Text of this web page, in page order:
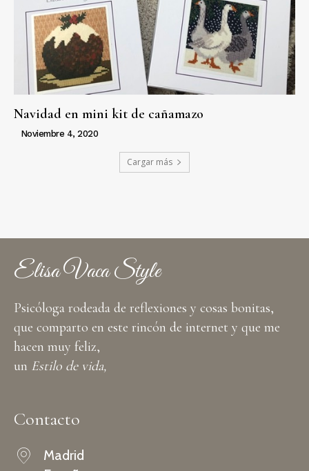
Navidad en mini kit de cañamazo
Noviembre 4, 2020
Cargar más
Elisa Vaca Style
Psicóloga rodeada de reflexiones y cosas bonitas,
que comparto en este rincón de internet y que me
hacen muy feliz,
un Estilo de vida,
Contacto
Madrid